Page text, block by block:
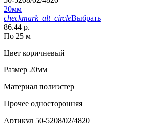
20мм
checkmark_alt_circleВыбрать
86.44 р.
По 25 м
Цвет коричневый
Размер 20мм
Материал полиэстер
Прочее односторонняя
Артикул 50-5208/02/4820